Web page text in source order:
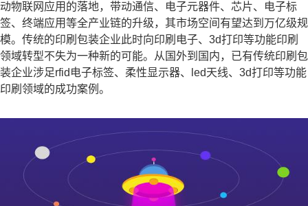
动物联网应用的落地，带动通信、电子元器件、芯片、电子标
签、终端应用等全产业链的升级，其市场空间有望达到万亿级规
模。传统的印刷包装企业此时向印刷电子、3d打印等功能印刷
领域转型不失为一种新的可能。从国外到国内，已有传统印刷包
装企业涉足rfid电子标签、柔性显示器、led天线、3d打印等功能
印刷领域的成功案例。